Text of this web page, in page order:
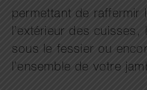
permettant de raffermir
l’extérieur des cuisses,
sous le fessier ou
l’ensemble de votre